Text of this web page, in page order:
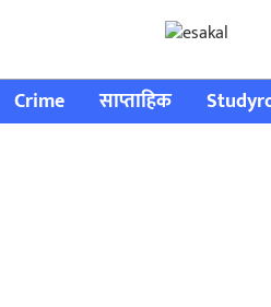
Crime साप्ताहिक